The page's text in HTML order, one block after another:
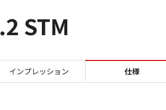
STM
インプレッション 仕様